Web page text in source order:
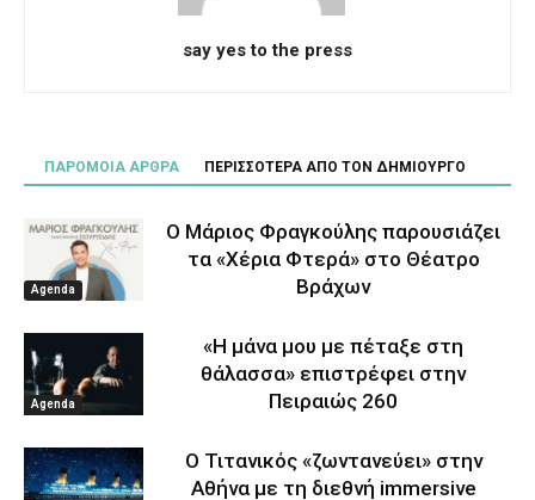
say yes to the press
ΠΑΡΟΜΟΙΑ ΑΡΘΡΑ ΠΕΡΙΣΣΟΤΕΡΑ ΑΠΟ ΤΟΝ ΔΗΜΙΟΥΡΓΟ
Agenda
Ο Μάριος Φραγκούλης παρουσιάζει
τα «Χέρια Φτερά» στο Θέατρο
Βράχων
Agenda
«Η μάνα μου με πέταξε στη
θάλασσα» επιστρέφει στην
Πειραιώς 260
Ο Τιτανικός «ζωντανεύει» στην
Αθήνα με τη διεθνή immersive